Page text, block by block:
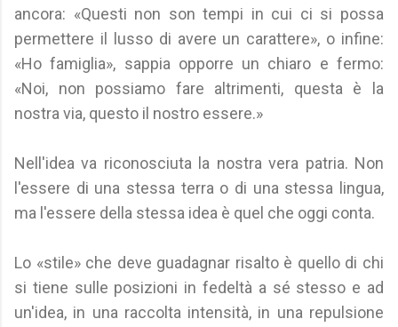
ancora: «Questi non son tempi in cui ci si possa
permettere il lusso di avere un carattere», o infine:
«Ho famiglia», sappia opporre un chiaro e fermo:
«Noi, non possiamo fare altrimenti, questa è la
nostra via, questo il nostro essere.»
Nell'idea va riconosciuta la nostra vera patria. Non
l'essere di una stessa terra o di una stessa lingua,
ma l'essere della stessa idea è quel che oggi conta.
Lo «stile» che deve guadagnar risalto è quello di chi
si tiene sulle posizioni in fedeltà a sé stesso e ad
un'idea, in una raccolta intensità, in una repulsione